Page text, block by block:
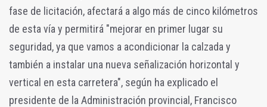
fase de licitación, afectará a algo más de cinco kilómetros
de esta vía y permitirá "mejorar en primer lugar su
seguridad, ya que vamos a acondicionar la calzada y
también a instalar una nueva señalización horizontal y
vertical en esta carretera", según ha explicado el
presidente de la Administración provincial, Francisco